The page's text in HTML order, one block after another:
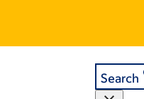
Search